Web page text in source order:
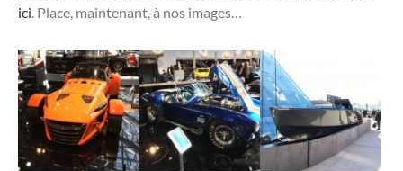
ici. Place, maintenant, à nos images…